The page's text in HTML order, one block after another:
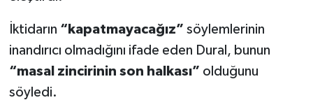
İktidarın “kapatmayacağız” söylemlerinin
inandırıcı olmadığını ifade eden Dural, bunun
“masal zincirinin son halkası” olduğunu
söyledi.